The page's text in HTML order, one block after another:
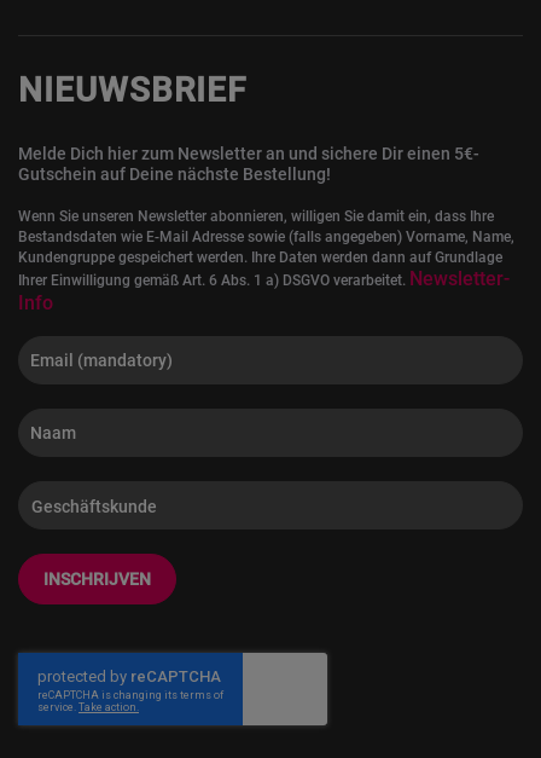
NIEUWSBRIEF
Melde Dich hier zum Newsletter an und sichere Dir einen 5€-
Gutschein auf Deine nächste Bestellung!
Wenn Sie unseren Newsletter abonnieren, willigen Sie damit ein, dass Ihre
Bestandsdaten wie E-Mail Adresse sowie (falls angegeben) Vorname, Name,
Kundengruppe gespeichert werden. Ihre Daten werden dann auf Grundlage
Ihrer Einwilligung gemäß Art. 6 Abs. 1 a) DSGVO verarbeitet. Newsletter-
Info
INSCHRIJVEN